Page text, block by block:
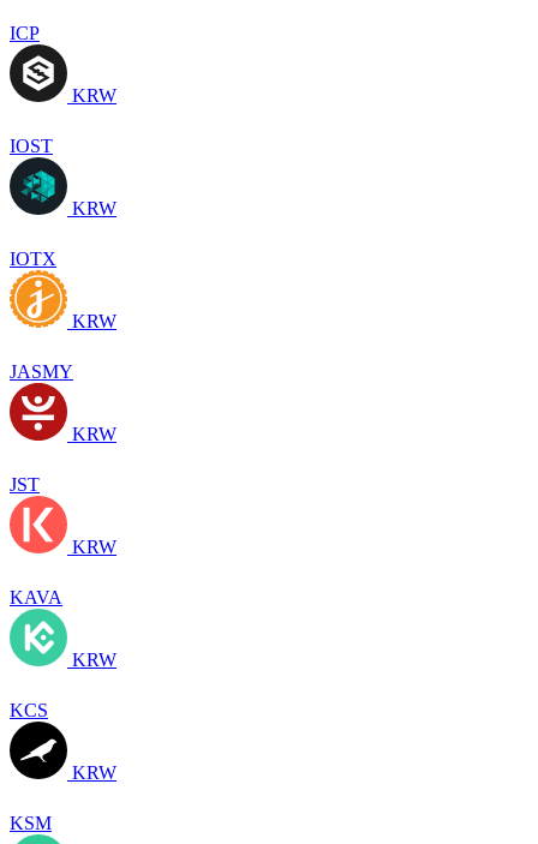
ICP
KRW
IOST
KRW
IOTX
KRW
JASMY
KRW
JST
KRW
KAVA
KRW
KCS
KRW
KSM